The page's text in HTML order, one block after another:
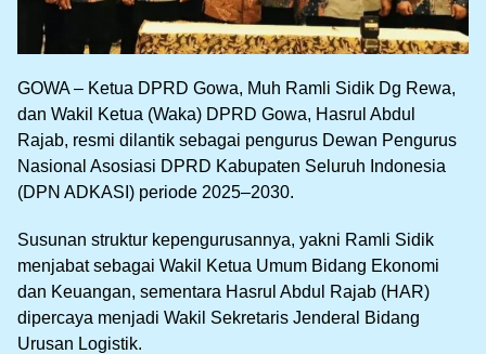
GOWA – Ketua DPRD Gowa, Muh Ramli Sidik Dg Rewa,
dan Wakil Ketua (Waka) DPRD Gowa, Hasrul Abdul
Rajab, resmi dilantik sebagai pengurus Dewan Pengurus
Nasional Asosiasi DPRD Kabupaten Seluruh Indonesia
(DPN ADKASI) periode 2025–2030.
Susunan struktur kepengurusannya, yakni Ramli Sidik
menjabat sebagai Wakil Ketua Umum Bidang Ekonomi
dan Keuangan, sementara Hasrul Abdul Rajab (HAR)
dipercaya menjadi Wakil Sekretaris Jenderal Bidang
Urusan Logistik.